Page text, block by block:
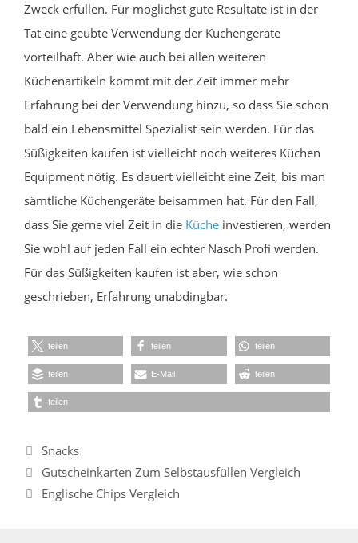
Zweck erfüllen. Für möglichst gute Resultate ist in der
Tat eine geübte Verwendung der Küchengeräte
vorteilhaft. Aber wie auch bei allen weiteren
Küchenartikeln kommt mit der Zeit immer mehr
Erfahrung bei der Verwendung hinzu, so dass Sie schon
bald ein Lebensmittel Spezialist sein werden. Für das
Süßigkeiten kaufen ist vielleicht noch weiteres Küchen
Equipment nötig. Es dauert vielleicht eine Zeit, bis man
sämtliche Küchengeräte beisammen hat. Für den Fall,
dass Sie gerne viel Zeit in die Küche investieren, werden
Sie wohl auf jeden Fall ein echter Nasch Profi werden.
Für das Süßigkeiten kaufen ist aber, wie schon
geschrieben, Erfahrung unabdingbar.
teilen teilen teilen
teilen E-Mail teilen
teilen
Kategorien
Snacks
Gutscheinkarten Zum Selbstausfüllen Vergleich
Englische Chips Vergleich